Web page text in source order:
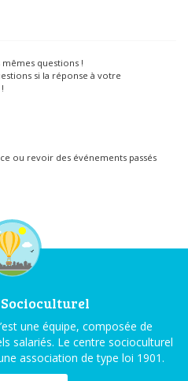
questions !
si la réponse à votre
ou revoir des événements passés
une équipe, composée de
salariés. Le centre socioculturel
association de type loi 1901.